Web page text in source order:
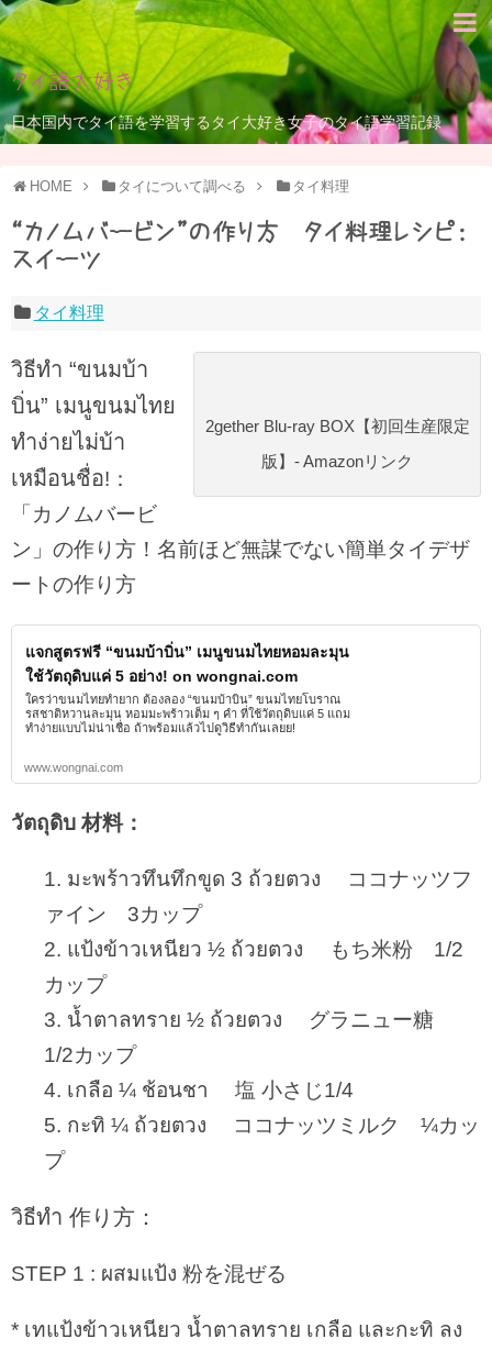
タイ語大好き
日本国内でタイ語を学習するタイ大好き女子のタイ語学習記録
HOME タイについて調べる タイ料理
“カノムバービン”の作り方 タイ料理レシピ：
スイーツ
タイ料理
2gether Blu-ray BOX【初回生産限定
版】- Amazonリンク
วิธีทำ “ขนมบ้า
บิ่น” เมนูขนมไทย
ทำง่ายไม่บ้า
เหมือนชื่อ!：
「カノムバービ
ン」の作り方！名前ほど無謀でない簡単タイデザ
ートの作り方
แจกสูตรฟรี “ขนมบ้าบิ่น” เมนูขนมไทยหอมละมุน
ใช้วัตถุดิบแค่ 5 อย่าง! on wongnai.com
ใครว่าขนมไทยทำยาก ต้องลอง “ขนมบ้าบิ่น” ขนมไทยโบราณ
รสชาติหวานละมุน หอมมะพร้าวเต็ม ๆ คำ ที่ใช้วัตถุดิบแค่ 5 แถม
ทำง่ายแบบไม่น่าเชื่อ ถ้าพร้อมแล้วไปดูวิธีทำกันเลยย!
www.wongnai.com
วัตถุดิบ 材料：
1. มะพร้าวทึนทึกขูด 3 ถ้วยตวง ココナッツフ
ァイン 3カップ
2. แป้งข้าวเหนียว ½ ถ้วยตวง もち米粉 1/2
カップ
3. น้ำตาลทราย ½ ถ้วยตวง グラニュー糖
1/2カップ
4. เกลือ ¼ ช้อนชา 塩 小さじ1/4
5. กะทิ ¼ ถ้วยตวง ココナッツミルク ¼カッ
プ
วิธีทำ 作り方：
STEP 1 : ผสมแป้ง 粉を混ぜる
* เทแป้งข้าวเหนียว น้ำตาลทราย เกลือ และกะทิ ลง